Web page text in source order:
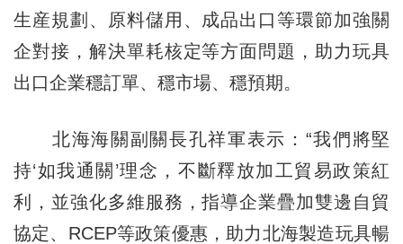
生産規劃、原料儲用、成品出口等環節加強關
企對接，解決單耗核定等方面問題，助力玩具
出口企業穩訂單、穩市場、穩預期。
北海海關副關長孔祥軍表示：“我們將堅
持‘如我通關’理念，不斷釋放加工貿易政策紅
利，並強化多維服務，指導企業疊加雙邊自貿
協定、RCEP等政策優惠，助力北海製造玩具暢